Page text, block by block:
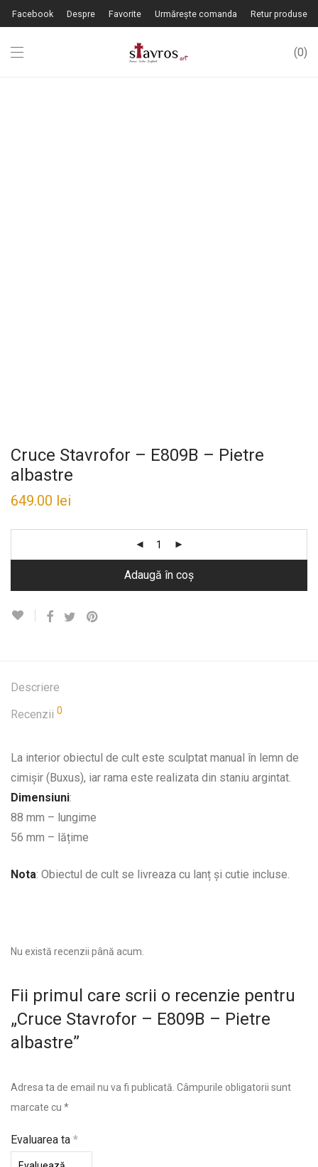
Facebook Despre Favorite Urmărește comanda Retur produse
0
Cruce Stavrofor – E809B – Pietre
albastre
649.00 lei
Adaugă în coș
Descriere
Recenzii 0
La interior obiectul de cult este sculptat manual în lemn de
cimişir (Buxus), iar rama este realizata din staniu argintat.
Dimensiuni:
88 mm – lungime
56 mm – lățime
Nota: Obiectul de cult se livreaza cu lanț şi cutie incluse.
Nu există recenzii până acum.
Fii primul care scrii o recenzie pentru
„Cruce Stavrofor – E809B – Pietre
albastre”
Adresa ta de email nu va fi publicată. Câmpurile obligatorii sunt
marcate cu *
Evaluarea ta *